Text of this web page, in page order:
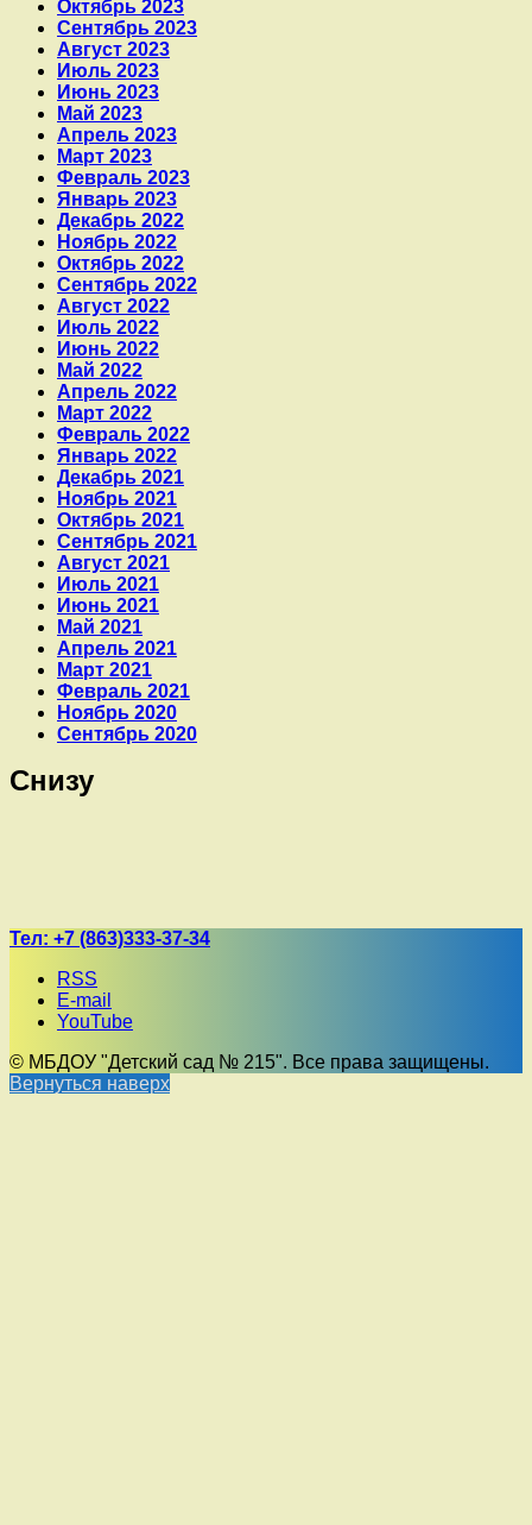
Октябрь 2023
Сентябрь 2023
Август 2023
Июль 2023
Июнь 2023
Май 2023
Апрель 2023
Март 2023
Февраль 2023
Январь 2023
Декабрь 2022
Ноябрь 2022
Октябрь 2022
Сентябрь 2022
Август 2022
Июль 2022
Июнь 2022
Май 2022
Апрель 2022
Март 2022
Февраль 2022
Январь 2022
Декабрь 2021
Ноябрь 2021
Октябрь 2021
Сентябрь 2021
Август 2021
Июль 2021
Июнь 2021
Май 2021
Апрель 2021
Март 2021
Февраль 2021
Ноябрь 2020
Сентябрь 2020
Снизу
Тел: +7 (863)333-37-34
RSS
E-mail
YouTube
© МБДОУ "Детский сад № 215". Все права защищены.
Вернуться наверх